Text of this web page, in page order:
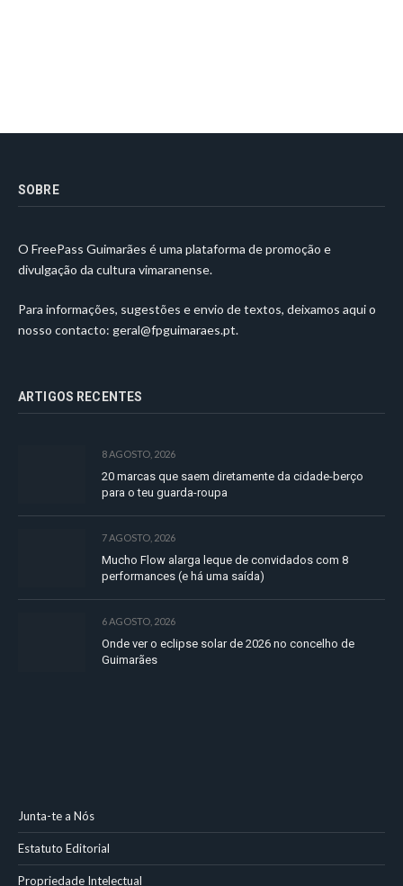
SOBRE
O FreePass Guimarães é uma plataforma de promoção e
divulgação da cultura vimaranense.
Para informações, sugestões e envio de textos, deixamos aqui o
nosso contacto: geral@fpguimaraes.pt.
ARTIGOS RECENTES
8 AGOSTO, 2026
20 marcas que saem diretamente da cidade-berço
para o teu guarda-roupa
7 AGOSTO, 2026
Mucho Flow alarga leque de convidados com 8
performances (e há uma saída)
6 AGOSTO, 2026
Onde ver o eclipse solar de 2026 no concelho de
Guimarães
Junta-te a Nós
Estatuto Editorial
Propriedade Intelectual